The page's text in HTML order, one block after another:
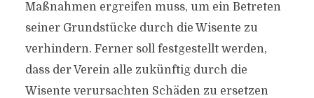
Maßnahmen ergreifen muss, um ein Betreten
seiner Grundstücke durch die Wisente zu
verhindern. Ferner soll festgestellt werden,
dass der Verein alle zukünftig durch die
Wisente verursachten Schäden zu ersetzen